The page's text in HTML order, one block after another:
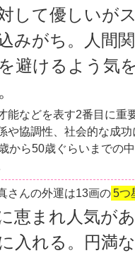
して優しいが
みがち。人間
避けるよう気
能などを表す2番目に重
や協調性、社会的な成功
から50歳ぐらいまでの
さんの外運は13画の5つ
恵まれ人気が
入れる。円満な